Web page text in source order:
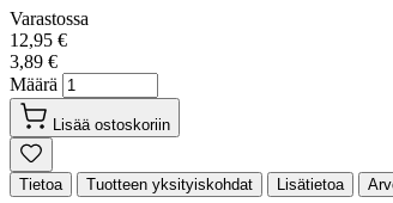
Varastossa
12,95 €
3,89 €
Määrä
Lisää ostoskoriin
Tietoa Tuotteen yksityiskohdat Lisätietoa